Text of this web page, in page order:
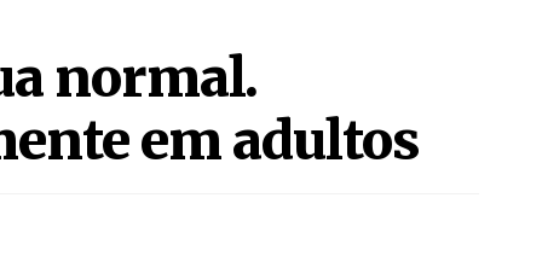
normal.
em adultos